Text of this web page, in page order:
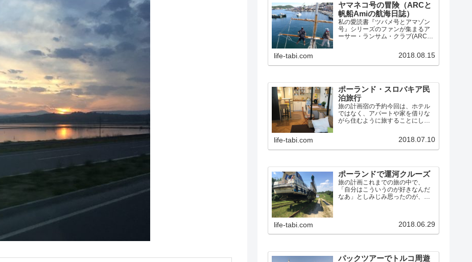
ヤマネコ号の冒険（ARCと
帆船Amiの航海日誌）
私の愛読書『ツバメ号とアマゾン
号』シリーズのファンが集まるア
ーサー・ランサム・クラブ(ARC)
島』に出てくるスクーナー「ヤマ
ネコ号」にそっくりな帆船Amiと出
life-tabi.com 2018.08.15
ポーランド・スロバキア民
泊旅行
旅の計画宿の予約今回は、ホテル
ではなく、アパートや家を借りな
がら住むように旅することにしま
まる貸切」タイプでも、1泊2人で5
千円ほどなので、グダニスク4泊、
life-tabi.com 2018.07.10
ポーランドで運河クルーズ
旅の計画これまでの旅の中で、
「自分はこういうのが好きなんだ
なあ」としみじみ思ったのが、英
の旅行とこれは全く違っていて、
life-tabi.com 2018.06.29
パックツアーでトルコ周遊